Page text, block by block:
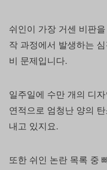
쉬인이 가장 거센 비판
작 과정에서 발생하는
비 문제입니다.
일주일에 수만 개의 디
연적으로 엄청난 양의
내고 있지요.
또한 쉬인 논란 목록 중